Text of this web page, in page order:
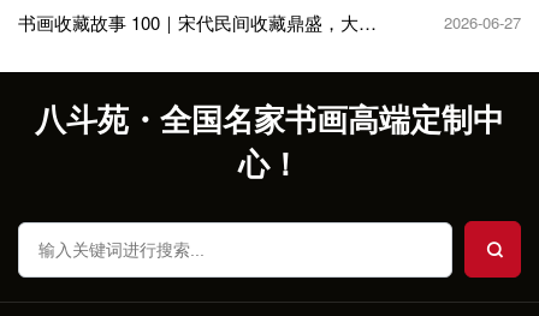
书画收藏故事 100｜宋代民间收藏鼎盛，大相
2026-06-27
八斗苑・全国名家书画高端定制中
心！